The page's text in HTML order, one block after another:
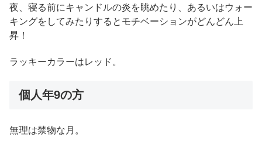
夜、寝る前にキャンドルの炎を眺めたり、あるいはウォー
キングをしてみたりするとモチベーションがどんどん上
昇！
ラッキーカラーはレッド。
個人年9の方
無理は禁物な月。